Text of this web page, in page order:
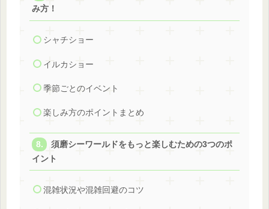
み方！
シャチショー
イルカショー
季節ごとのイベント
楽しみ方のポイントまとめ
須磨シーワールドをもっと楽しむための3つのポ
イント
混雑状況や混雑回避のコツ